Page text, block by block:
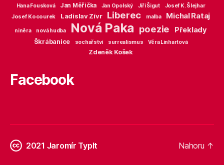
Hana Fousková Jan Měřička Jan Opolský Jiří Šigut Josef K. Šlejhar
Josef Kocourek Ladislav Zívr Liberec malba Michal Rataj
niněra nová hudba Nová Paka poezie Překlady
Škrábanice sochařství surrealismus Věra Linhartová
Zdeněk Košek
Facebook
2021 Jaromír Typlt Nahoru ↑